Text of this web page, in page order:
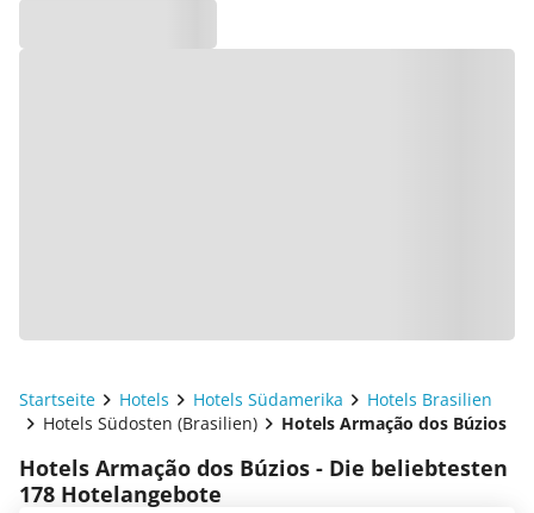
Startseite Hotels Hotels Südamerika
Hotels Brasilien
Hotels Südosten (Brasilien)
Hotels Armação dos Búzios
Hotels Armação dos Búzios - Die beliebtesten
178 Hotelangebote